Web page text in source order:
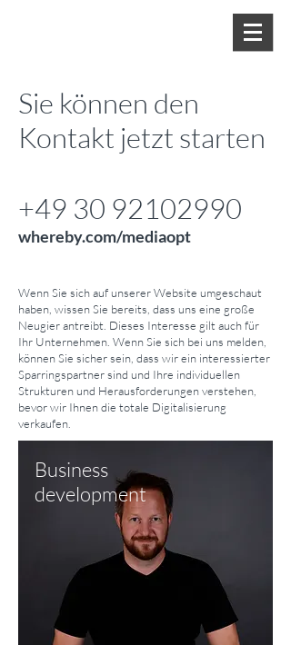
Sie können den
Kontakt jetzt starten
+49 30 92102990
whereby.com/mediaopt
Wenn Sie sich auf unserer Website umgeschaut
haben, wissen Sie bereits, dass uns eine große
Neugier antreibt. Dieses Interesse gilt auch für
Ihr Unternehmen. Wenn Sie sich bei uns melden,
können Sie sicher sein, dass wir ein interessierter
Sparringspartner sind und Ihre individuellen
Strukturen und Herausforderungen verstehen,
bevor wir Ihnen die totale Digitalisierung
verkaufen.
Business
development